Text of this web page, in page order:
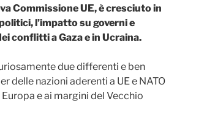
Commissione UE, è cresciuto in
l’impatto su governi e
conflitti a Gaza e in Ucraina.
due differenti e ben
delle nazioni aderenti a UE e NATO
e ai margini del Vecchio